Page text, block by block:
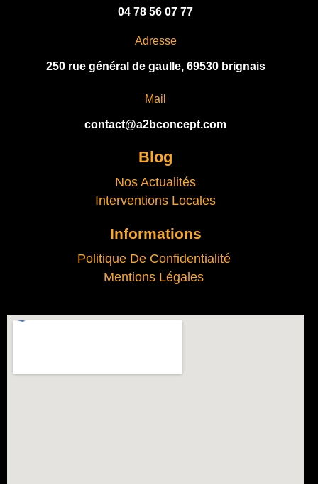
04 78 56 07 77
Adresse
250 rue général de gaulle, 69530 brignais
Mail
contact@a2bconcept.com
Blog
Nos Actualités
Interventions Locales
Informations
Politique De Confidentialité
Mentions Légales